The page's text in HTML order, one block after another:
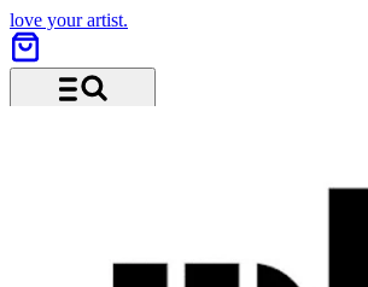
love your artist.